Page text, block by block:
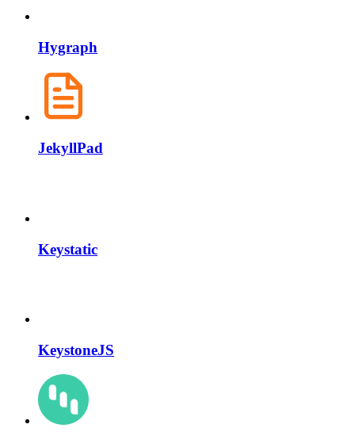
Hygraph
JekyllPad
Keystatic
KeystoneJS